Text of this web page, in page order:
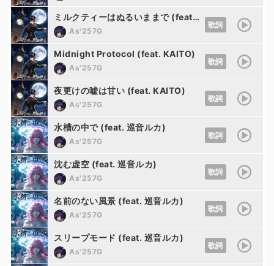
ミルクティーはぬるいままで (feat. KAITO)
As'257G
歌詞
Midnight Protocol (feat. KAITO)
As'257G
歌詞
夜更けの嘘は甘い (feat. KAITO)
As'257G
歌詞
水槽の中で (feat. 巡音ルカ)
As'257G
歌詞
沈む虚空 (feat. 巡音ルカ)
As'257G
歌詞
名前のない風景 (feat. 巡音ルカ)
As'257G
歌詞
スリープモード (feat. 巡音ルカ)
As'257G
歌詞